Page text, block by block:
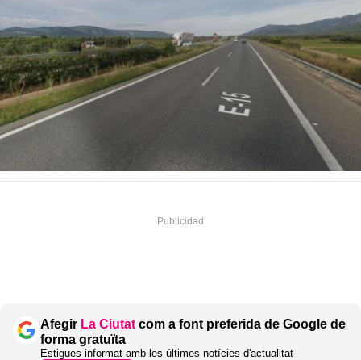
Afegir La Ciutat com a font preferida de Google de
forma gratuïta
Estigues informat amb les últimes notícies d'actualitat